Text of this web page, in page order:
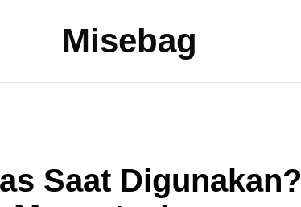
Misebag
Saat Digunakan?